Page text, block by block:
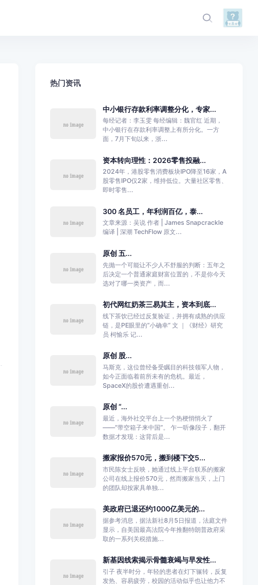
热门资讯
中小银行存款利率调整分化，专家...
每经记者：李玉雯 每经编辑：魏官红 近期，
中小银行在存款利率调整上有所分化。一方
面，7月下旬以来，浙...
资本转向理性：2026零售投融...
2024年，港股零售消费板块IPO降至16家，A
股零售IPO仅2家，维持低位。大量社区零售、
即时零售...
300 名员工，年利润百亿，泰...
文章来源：吴说 作者 | James Snapcrackle
编译 | 深潮 TechFlow 原文...
原创 五...
先抛一个可能让不少人不舒服的判断：五年之
后决定一个普通家庭财富位置的，不是你今天
选对了哪一类资产，而...
初代网红奶茶三易其主，资本到底...
线下茶饮已经过反复验证，并拥有成熟的供应
链，是PE眼里的“小确幸” 文 ｜《财经》研究
员 柯愉乐 记...
原创 股...
马斯克，这位曾经备受瞩目的科技领军人物，
如今正面临着前所未有的危机。最近，
SpaceX的股价遭遇重创...
原创 “...
最近，海外社交平台上一个热梗悄悄火了
——“带空箱子来中国”。 乍一听像段子，翻开
数据才发现：这背后是...
搬家报价570元，搬到楼下交5...
市民陈女士反映，她通过线上平台联系的搬家
公司在线上报价570元，然而搬家当天，上门
的团队却按家具单独...
美政府已退还约1000亿美元的...
据参考消息，据法新社8月5日报道，法庭文件
显示，自美国最高法院今年推翻特朗普政府采
取的一系列关税措施...
新基因线索揭示骨髓衰竭与早发性...
引子 夜半时分，年轻的患者在灯下辗转，反复
发热、容易疲劳，校园的活动似乎也让他力不